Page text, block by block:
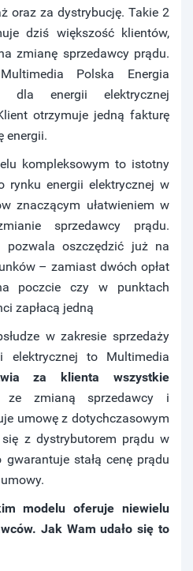
oraz za dystrybucję. Takie 2
dziś większość klientów,
zmianę sprzedawcy prądu.
Polska Energia
dla energii elektrycznej
otrzymuje jedną fakturę
energii.
kompleksowym to istotny
rynku energii elektrycznej w
znaczącym ułatwieniem w
sprzedawcy prądu.
pozwala oszczędzić już na
– zamiast dwóch opłat
poczcie czy w punktach
zapłacą jedną
w zakresie sprzedaży
elektrycznej to Multimedia
za klienta wszystkie
ze zmianą sprzedawcy i
umowę z dotychczasowym
z dystrybutorem prądu w
stałą cenę prądu
modelu oferuje niewielu
Jak Wam udało się to